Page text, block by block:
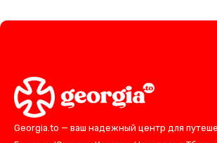
Georgia.to — ваш надежный центр для